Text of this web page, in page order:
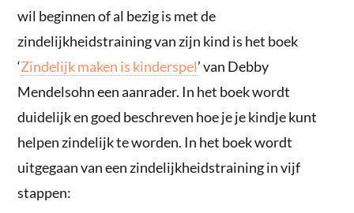
wil beginnen of al bezig is met de
zindelijkheidstraining van zijn kind is het boek
‘Zindelijk maken is kinderspel’ van Debby
Mendelsohn een aanrader. In het boek wordt
duidelijk en goed beschreven hoe je je kindje kunt
helpen zindelijk te worden. In het boek wordt
uitgegaan van een zindelijkheidstraining in vijf
stappen: